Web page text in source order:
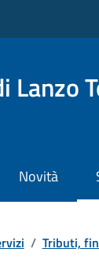
Lanzo
Novità
/ Tributi,